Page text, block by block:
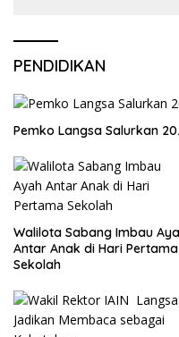
PENDIDIKAN
Pemko Langsa Salurkan
Walilota Sabang Imbau
Antar Anak di Hari Pertama
Sekolah